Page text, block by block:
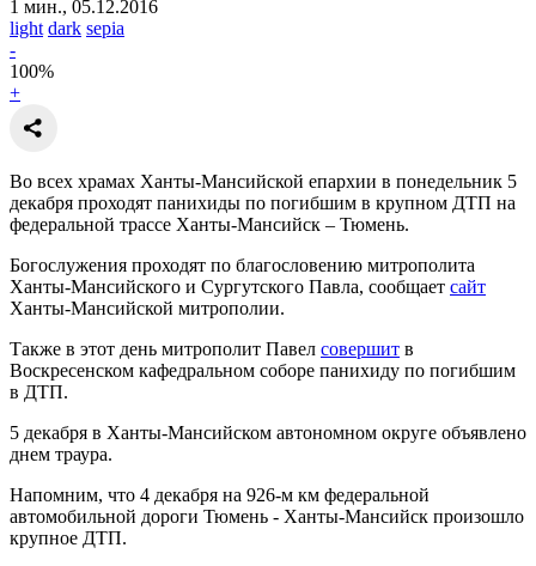
1 мин., 05.12.2016
light dark sepia
-
100%
+
Во всех храмах Ханты-Мансийской епархии в понедельник 5
декабря проходят панихиды по погибшим в крупном ДТП на
федеральной трассе Ханты-Мансийск – Тюмень.
Богослужения проходят по благословению митрополита
Ханты-Мансийского и Сургутского Павла, сообщает сайт
Ханты-Мансийской митрополии.
Также в этот день митрополит Павел совершит в
Воскресенском кафедральном соборе панихиду по погибшим
в ДТП.
5 декабря в Ханты-Мансийском автономном округе объявлено
днем траура.
Напомним, что 4 декабря на 926-м км федеральной
автомобильной дороги Тюмень - Ханты-Мансийск произошло
крупное ДТП.